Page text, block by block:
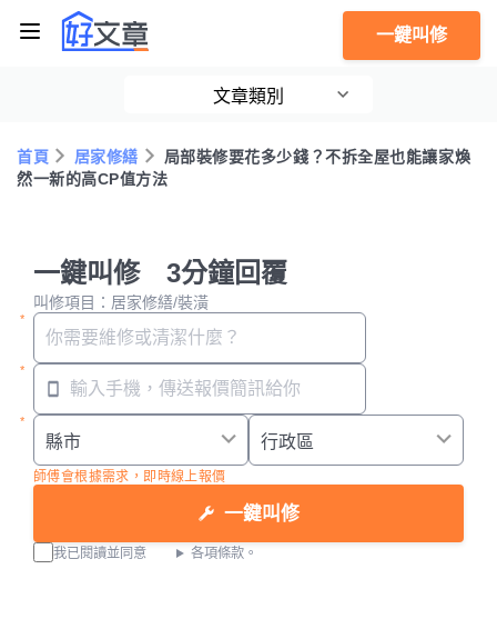
一鍵叫修
文章類別
首頁 居家修繕
局部裝修要花多少錢？不拆全屋也能讓家煥
然一新的高CP值方法
一鍵叫修 3分鐘回覆
叫修項目：居家修繕/裝潢
師傅會根據需求，即時線上報價
一鍵叫修
我已閱讀並同意 各項條款。